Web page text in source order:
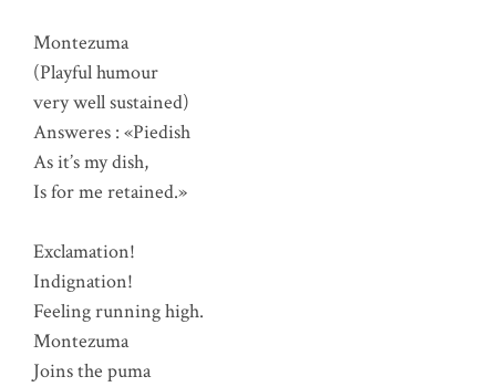
Montezuma
(Playful humour
very well sustained)
Answeres : «Piedish
As it’s my dish,
Is for me retained.»
Exclamation!
Indignation!
Feeling running high.
Montezuma
Joins the puma